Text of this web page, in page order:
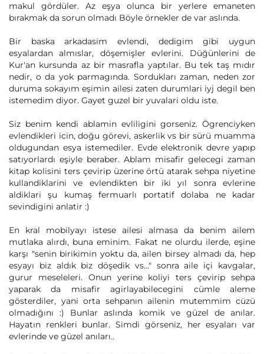
makul gördüler. Az eşya olunca bir yerlere emaneten
bırakmak da sorun olmadı Böyle örnekler de var aslında.
Bir baska arkadasim evlendi, dedigim gibi uygun
esyalardan almıslar, döşemişler evlerini. Düğünlerini de
Kur'an kursunda az bir masrafla yaptılar. Bu tek taş mıdır
nedir, o da yok parmagında. Sordukları zaman, neden zor
duruma sokayım eşimin ailesi zaten durumlari iyj degil ben
istemedim diyor. Gayet guzel bir yuvalari oldu iste.
Siz benim kendi ablamin evliligini gorseniz. Ögrenciyken
evlendikleri icin, doğu görevi, askerlik vs bir sürü muamma
oldugundan esya istemediler. Evde elektronik devre yapıp
satıyorlardı eşiyle beraber. Ablam misafir gelecegi zaman
kitap kolisini ters çevirip üzerine örtü atarak sehpa niyetine
kullandiklarini ve evlendikten bir iki yıl sonra evlerine
aldiklari şu kumaş fermuarlı portatif dolaba ne kadar
sevindigini anlatir :)
En kral mobilyayı istese ailesi almasa da benim ailem
mutlaka alırdı, buna eminim. Fakat ne olurdu ilerde, eşine
karşı "senin birikimin yoktu da, ailen birsey almadı da, hep
esyayı biz aldık biz döşedik vs..." sonra aile içi kavgalar,
gurur meseleleri. Onun yerine koliyi ters çevirip sehpa
yaparak da misafir agirlayabilecegini cümle aleme
gösterdiler, yani orta sehpanın ailenin mutemmim cüzü
olmadığını :) Bunlar aslında komik ve güzel de anılar.
Hayatın renkleri bunlar. Simdi görseniz, her esyaları var
evlerinde ve güzel anıları..